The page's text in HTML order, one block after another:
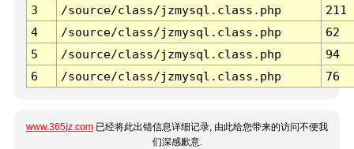
3 /source/class/jzmysql.class.php
211
4
/source/class/jzmysql.class.php
62
5
/source/class/jzmysql.class.php
94
6
/source/class/jzmysql.class.php 76
www.365jz.com 已经将此出错信息详细记录, 由此给您带来的访问不便我
们深感歉意.